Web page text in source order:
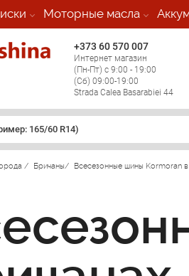
Моторные масла
+373 60 570 007
Интернет магазин
(Пн-Пт) с 9:00 - 19:00
(Сб) 09:00-19:00
Strada Calea Basarabiei 44
165/60 R14)
/ Бричаны/ Всесезонные шины Kormoran в